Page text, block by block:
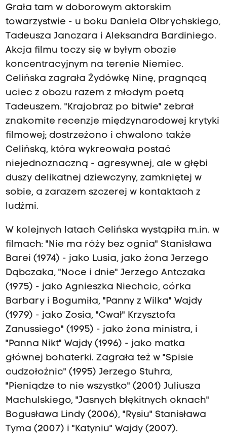
Grała tam w doborowym aktorskim
towarzystwie - u boku Daniela Olbrychskiego,
Tadeusza Janczara i Aleksandra Bardiniego.
Akcja filmu toczy się w byłym obozie
koncentracyjnym na terenie Niemiec.
Celińska zagrała Żydówkę Ninę, pragnącą
uciec z obozu razem z młodym poetą
Tadeuszem. "Krajobraz po bitwie" zebrał
znakomite recenzje międzynarodowej krytyki
filmowej; dostrzeżono i chwalono także
Celińską, która wykreowała postać
niejednoznaczną - agresywnej, ale w głębi
duszy delikatnej dziewczyny, zamkniętej w
sobie, a zarazem szczerej w kontaktach z
ludźmi.
W kolejnych latach Celińska wystąpiła m.in. w
filmach: "Nie ma róży bez ognia" Stanisława
Barei (1974) - jako Lusia, jako żona Jerzego
Dąbczaka, "Noce i dnie" Jerzego Antczaka
(1975) - jako Agnieszka Niechcic, córka
Barbary i Bogumiła, "Panny z Wilka" Wajdy
(1979) - jako Zosia, "Cwał" Krzysztofa
Zanussiego" (1995) - jako żona ministra, i
"Panna Nikt" Wajdy (1996) - jako matka
głównej bohaterki. Zagrała też w "Spisie
cudzołożnic" (1995) Jerzego Stuhra,
"Pieniądze to nie wszystko" (2001) Juliusza
Machulskiego, "Jasnych błękitnych oknach"
Bogusława Lindy (2006), "Rysiu" Stanisława
Tyma (2007) i "Katyniu" Wajdy (2007).